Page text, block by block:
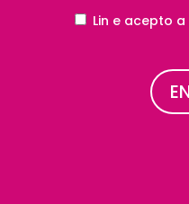
Lin e acepto a